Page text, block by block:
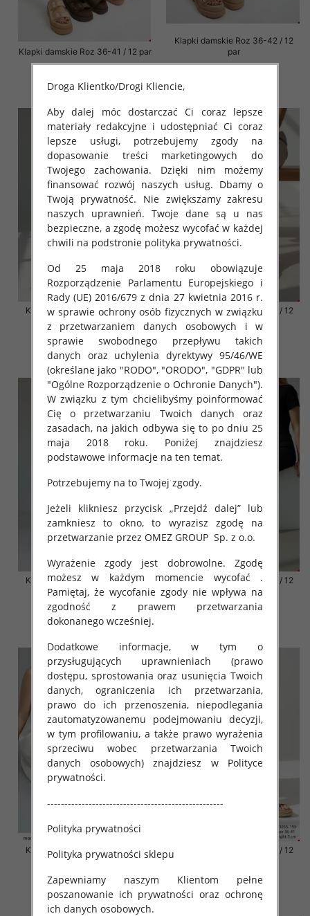
Klapki damskie Roz 36-41 / 12 par
szczegóły
Klapki damskie Roz 36-42 / 12
par
Klapki damskie Roz 36-42 / 12
par
41.00 zł
szczegóły
Klapki damskie Roz 36-42 / 12
par
41.00 zł
szczegóły
Klapki damskie Roz 36-42 / 12
par
41.00 zł
szczegóły
Klapki damskie Roz 36-42 / 12
par
41.00 zł
Klapki damskie Roz 36-42 / 12
par
41.00 zł
szczegóły
Klapki damskie Roz 36-42 / 12
41.00 zł
szczegóły
Droga Klientko/Drogi Kliencie,
Aby dalej móc dostarczać Ci coraz lepsze
materiały redakcyjne i udostępniać Ci coraz
lepsze usługi, potrzebujemy zgody na
dopasowanie treści marketingowych do
Twojego zachowania. Dzięki nim możemy
finansować rozwój naszych usług. Dbamy o
Twoją prywatność. Nie zwiększamy zakresu
naszych uprawnień. Twoje dane są u nas
bezpieczne, a zgodę możesz wycofać w każdej
chwili na podstronie polityka prywatności.
Od 25 maja 2018 roku obowiązuje
Rozporządzenie Parlamentu Europejskiego i
Rady (UE) 2016/679 z dnia 27 kwietnia 2016 r.
w sprawie ochrony osób fizycznych w związku
z przetwarzaniem danych osobowych i w
sprawie swobodnego przepływu takich
danych oraz uchylenia dyrektywy 95/46/WE
(określane jako "RODO", "ORODO", "GDPR" lub
"Ogólne Rozporządzenie o Ochronie Danych").
W związku z tym chcielibyśmy poinformować
Cię o przetwarzaniu Twoich danych oraz
zasadach, na jakich odbywa się to po dniu 25
maja 2018 roku. Poniżej znajdziesz
podstawowe informacje na ten temat.
Potrzebujemy na to Twojej zgody.
Jeżeli klikniesz przycisk „Przejdź dalej” lub
zamkniesz to okno, to wyrazisz zgodę na
przetwarzanie przez OMEZ GROUP Sp. z o.o.
Wyrażenie zgody jest dobrowolne. Zgodę
możesz w każdym momencie wycofać .
Pamiętaj, że wycofanie zgody nie wpływa na
zgodność z prawem przetwarzania
dokonanego wcześniej.
Dodatkowe informacje, w tym o
przysługujących uprawnieniach (prawo
dostępu, sprostowania oraz usunięcia Twoich
danych, ograniczenia ich przetwarzania,
prawo do ich przenoszenia, niepodlegania
zautomatyzowanemu podejmowaniu decyzji,
w tym profilowaniu, a także prawo wyrażenia
sprzeciwu wobec przetwarzania Twoich
danych osobowych) znajdziesz w Polityce
prywatności.
---------------------------------------------------
Polityka prywatności
Polityka prywatności sklepu
Zapewniamy naszym Klientom pełne
poszanowanie ich prywatności oraz ochronę
ich danych osobowych.